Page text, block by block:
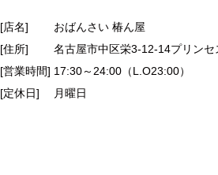
[店名] おばんさい 椿ん屋
[住所] 名古屋市中区栄3-12-14プリンセ
[営業時間] 17:30～24:00（L.O23:00）
[定休日] 月曜日